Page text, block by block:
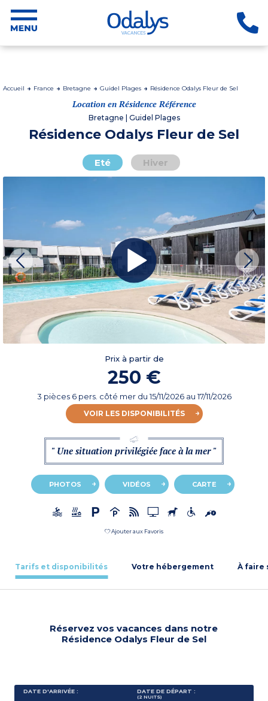
Accueil France Bretagne Guidel Plages Résidence Odalys Fleur de Sel
Location en Résidence Référence
Bretagne | Guidel Plages
Résidence Odalys Fleur de Sel
Eté Hiver
Prix à partir de
250 €
3 pièces 6 pers. côté mer du15/11/2026au 17/11/2026
VOIR LES DISPONIBILITÉS
" Une situation privilégiée face à la mer "
PHOTOS VIDÉOS CARTE
Ajouter aux Favoris
Tarifs et disponibilités Votre hébergement À faire
Réservez vos vacances dans notre
Résidence Odalys Fleur de Sel
DATE D'ARRIVÉE : DATE DE DÉPART :
(2 NUITS)